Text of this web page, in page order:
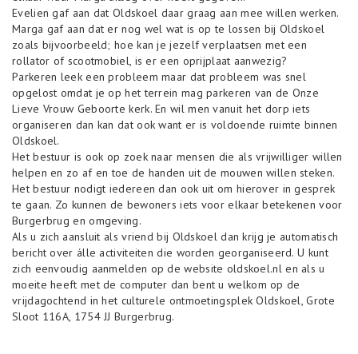
n
Evelien gaf aan dat Oldskoel daar graag aan mee willen werken.
Marga gaf aan dat er nog wel wat is op te lossen bij Oldskoel
zoals bijvoorbeeld; hoe kan je jezelf verplaatsen met een
rollator of scootmobiel, is er een oprijplaat aanwezig?
Parkeren leek een probleem maar dat probleem was snel
opgelost omdat je op het terrein mag parkeren van de Onze
Lieve Vrouw Geboorte kerk. En wil men vanuit het dorp iets
organiseren dan kan dat ook want er is voldoende ruimte binnen
Oldskoel.
Het bestuur is ook op zoek naar mensen die als vrijwilliger willen
helpen en zo af en toe de handen uit de mouwen willen steken.
Het bestuur nodigt iedereen dan ook uit om hierover in gesprek
te gaan. Zo kunnen de bewoners iets voor elkaar betekenen voor
Burgerbrug en omgeving.
Als u zich aansluit als vriend bij Oldskoel dan krijg je automatisch
bericht over álle activiteiten die worden georganiseerd. U kunt
zich eenvoudig aanmelden op de website oldskoel.nl en als u
moeite heeft met de computer dan bent u welkom op de
vrijdagochtend in het culturele ontmoetingsplek Oldskoel, Grote
Sloot 116A, 1754 JJ Burgerbrug.